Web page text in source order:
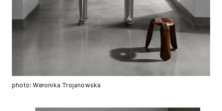
photo: Weronika Trojanowska